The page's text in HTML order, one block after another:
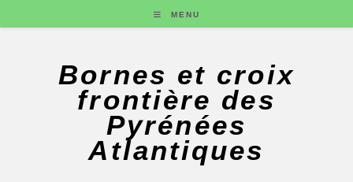
MENU
Bornes et croix
frontière des
Pyrénées
Atlantiques